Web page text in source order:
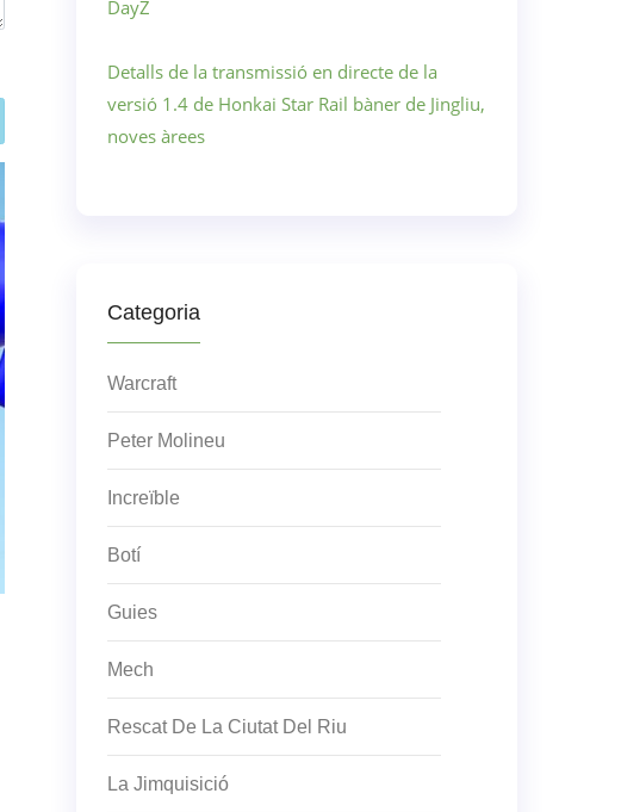
DayZ
Detalls de la transmissió en directe de la
versió 1.4 de Honkai Star Rail bàner de Jingliu,
noves àrees
Categoria
Warcraft
Peter Molineu
Increïble
Botí
Guies
Mech
Rescat De La Ciutat Del Riu
La Jimquisició